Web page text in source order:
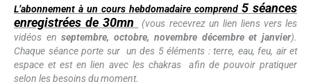
L’abonnement à un cours hebdomadaire comprend 5 séances
enregistrées de 30mn
(vous recevrez un lien liens vers les
vidéos enseptembre, octobre, novembre décembre et janvier).
Chaque séance porte sur un des 5 éléments : terre, eau, feu, air et
espace et est en lien avec les chakras afin de pouvoir pratiquer
selon les besoins du moment.